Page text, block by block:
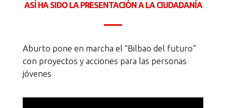
ASÍ HA SIDO LA PRESENTACIÓN A LA CIUDADANÍA
Aburto pone en marcha el “Bilbao del futuro”
con proyectos y acciones para las personas
jóvenes